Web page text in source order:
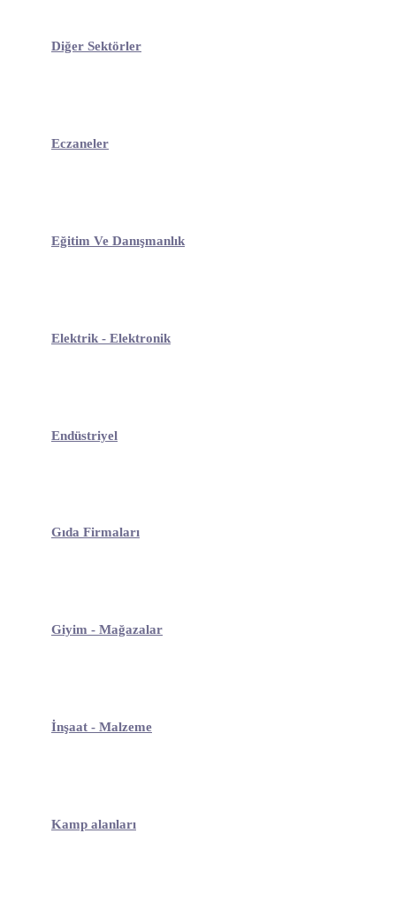
Diğer Sektörler
Eczaneler
Eğitim Ve Danışmanlık
Elektrik - Elektronik
Endüstriyel
Gıda Firmaları
Giyim - Mağazalar
İnşaat - Malzeme
Kamp alanları